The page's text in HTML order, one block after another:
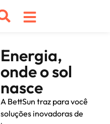
Energia,
onde o sol
nasce
A BettSun traz para você
soluções inovadoras de